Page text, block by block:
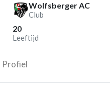
Wolfsberger AC
Club
20
Leeftijd
Profiel